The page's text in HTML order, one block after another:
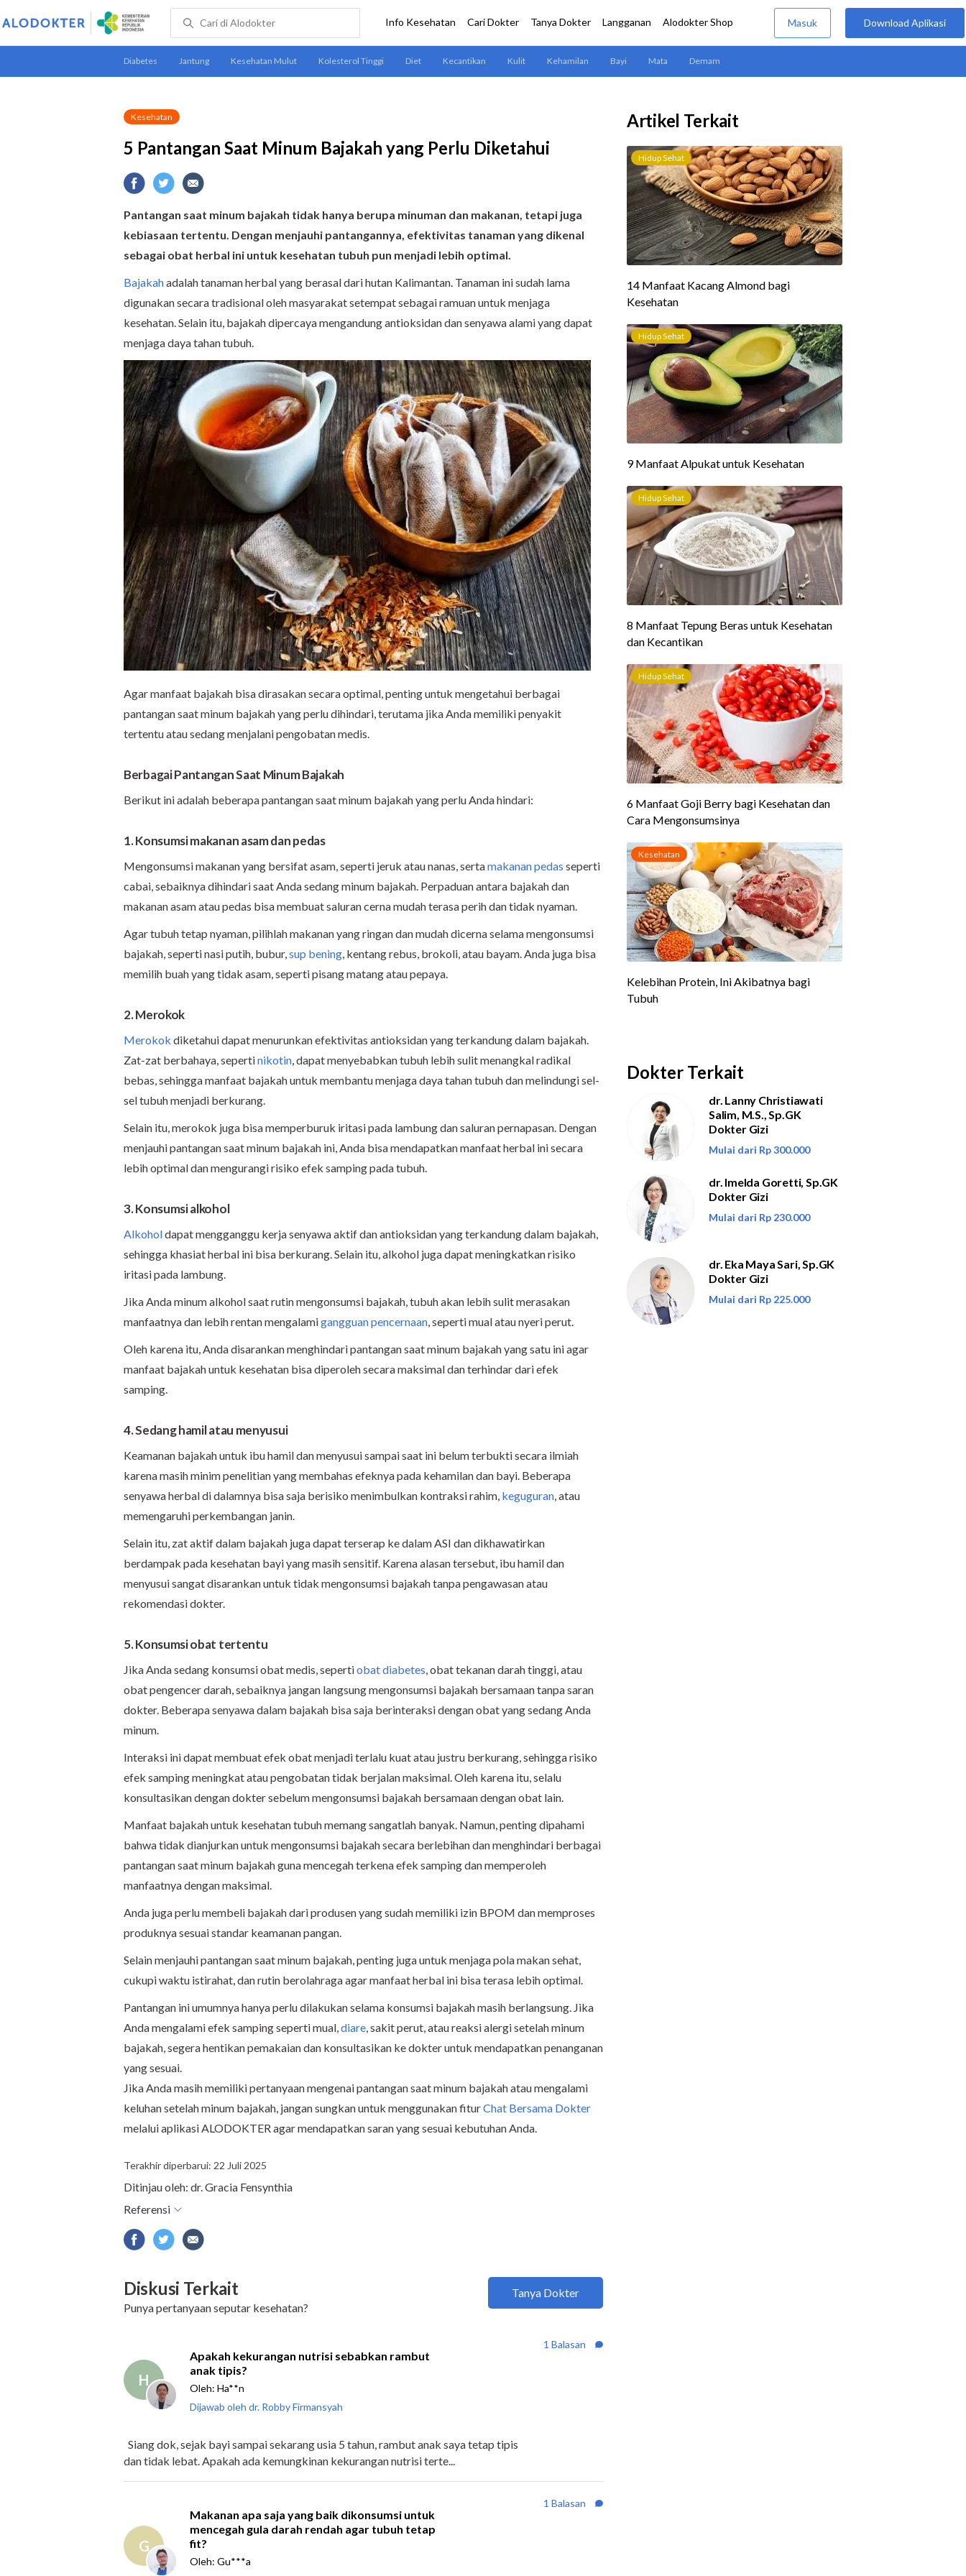
Kesehatan
5 Pantangan Saat Minum Bajakah yang Perlu Diketahui
Pantangan saat minum bajakah tidak hanya berupa minuman dan makanan, tetapi juga
kebiasaan tertentu. Dengan menjauhi pantangannya, efektivitas tanaman yang dikenal
sebagai obat herbal ini untuk kesehatan tubuh pun menjadi lebih optimal.
Bajakahadalah tanaman herbal yang berasal dari hutan Kalimantan. Tanaman ini sudah lama
digunakan secara tradisional oleh masyarakat setempat sebagai ramuan untuk menjaga
kesehatan. Selain itu, bajakah dipercaya mengandung antioksidan dan senyawa alami yang dapat
menjaga daya tahan tubuh.
Agar manfaat bajakah bisa dirasakan secara optimal, penting untuk mengetahui berbagai
pantangan saat minum bajakah yang perlu dihindari, terutama jika Anda memiliki penyakit
tertentu atau sedang menjalani pengobatan medis.
Berbagai Pantangan Saat Minum Bajakah
Berikut ini adalah beberapa pantangan saat minum bajakah yang perlu Anda hindari:
1. Konsumsi makanan asam dan pedas
Mengonsumsi makanan yang bersifat asam, seperti jeruk atau nanas, sertamakanan pedas seperti
cabai, sebaiknya dihindari saat Anda sedang minum bajakah. Perpaduan antara bajakah dan
makanan asam atau pedas bisa membuat saluran cerna mudah terasa perih dan tidak nyaman.
Agar tubuh tetap nyaman, pilihlah makanan yang ringan dan mudah dicerna selama mengonsumsi
bajakah, sepertinasi putih, bubur,sup bening, kentang rebus, brokoli, atau bayam. Anda juga bisa
memilih buah yang tidak asam, seperti pisang matang atau pepaya.
2. Merokok
Merokok diketahui dapat menurunkan efektivitas antioksidan yang terkandung dalam bajakah.
Zat-zat berbahaya, sepertinikotin, dapat menyebabkan tubuh lebih sulit menangkal radikal
bebas, sehingga manfaat bajakah untuk membantu menjaga daya tahan tubuh dan melindungi sel-
sel tubuh menjadi berkurang.
Selain itu, merokok juga bisa memperburuk iritasi pada lambung dan saluran pernapasan. Dengan
menjauhi pantangan saat minum bajakah ini, Anda bisa mendapatkan manfaat herbal ini secara
lebih optimal dan mengurangi risiko efek samping pada tubuh.
3. Konsumsi alkohol
Alkoholdapat mengganggu kerja senyawa aktif dan antioksidan yang terkandung dalam bajakah,
sehingga khasiat herbal ini bisa berkurang. Selain itu, alkohol juga dapat meningkatkan risiko
iritasi pada lambung.
Jika Anda minum alkohol saat rutin mengonsumsi bajakah, tubuh akan lebih sulit merasakan
manfaatnya dan lebih rentan mengalamigangguan pencernaan, seperti mual atau nyeri perut.
Oleh karena itu, Anda disarankan menghindari pantangan saat minum bajakah yang satu ini agar
manfaat bajakah untuk kesehatan bisa diperoleh secara maksimal dan terhindar dari efek
samping.
4. Sedang hamil atau menyusui
Keamanan bajakah untuk ibu hamil dan menyusui sampai saat ini belum terbukti secara ilmiah
karena masih minim penelitian yang membahas efeknya pada kehamilan dan bayi. Beberapa
senyawa herbal di dalamnya bisa saja berisiko menimbulkan kontraksi rahim, keguguran, atau
memengaruhi perkembangan janin.
Selain itu, zat aktif dalam bajakah juga dapat terserap ke dalam ASI dan dikhawatirkan
berdampak pada kesehatan bayi yang masih sensitif. Karena alasan tersebut, ibu hamil dan
menyusui sangat disarankan untuk tidak mengonsumsi bajakah tanpa pengawasan atau
rekomendasi dokter.
5. Konsumsi obat tertentu
Jika Anda sedang konsumsi obat medis, sepertiobat diabetes, obat tekanan darah tinggi, atau
obat pengencer darah, sebaiknya jangan langsung mengonsumsi bajakah bersamaan tanpa saran
dokter. Beberapa senyawa dalam bajakah bisa saja berinteraksi dengan obat yang sedang Anda
minum.
Interaksi ini dapat membuat efek obat menjadi terlalu kuat atau justru berkurang, sehingga risiko
efek samping meningkat atau pengobatan tidak berjalan maksimal. Oleh karena itu, selalu
konsultasikan dengan dokter sebelum mengonsumsi bajakah bersamaan dengan obat lain.
Manfaat bajakah untuk kesehatan tubuh memang sangatlah banyak. Namun, penting dipahami
bahwa tidak dianjurkan untuk mengonsumsi bajakah secara berlebihan dan menghindari berbagai
pantangan saat minum bajakah guna mencegah terkena efek samping dan memperoleh
manfaatnya dengan maksimal.
Anda juga perlu membeli bajakah dari produsen yang sudah memiliki izin BPOM dan memproses
produknya sesuai standar keamanan pangan.
Selain menjauhi pantangan saat minum bajakah, penting juga untuk menjaga pola makan sehat,
cukupi waktu istirahat, dan rutin berolahraga agar manfaat herbal ini bisa terasa lebih optimal.
Pantangan ini umumnya hanya perlu dilakukan selama konsumsi bajakah masih berlangsung. Jika
Anda mengalami efek samping seperti mual,diare, sakit perut, atau reaksi alergi setelah minum
bajakah, segera hentikan pemakaian dan konsultasikan ke dokter untuk mendapatkan penanganan
yang sesuai.
Jika Anda masih memiliki pertanyaan mengenai pantangan saat minum bajakah atau mengalami
keluhan setelah minum bajakah, jangan sungkan untuk menggunakan fiturChat Bersama Dokter
melalui aplikasi ALODOKTER agar mendapatkan saran yang sesuai kebutuhan Anda.
Terakhir diperbarui: 22 Juli 2025
Artikel Terkait
Dokter Terkait